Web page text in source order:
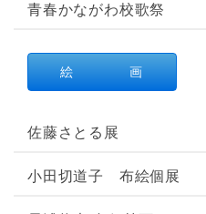
青春かながわ校歌祭
絵 画
佐藤さとる展
小田切道子 布絵個展